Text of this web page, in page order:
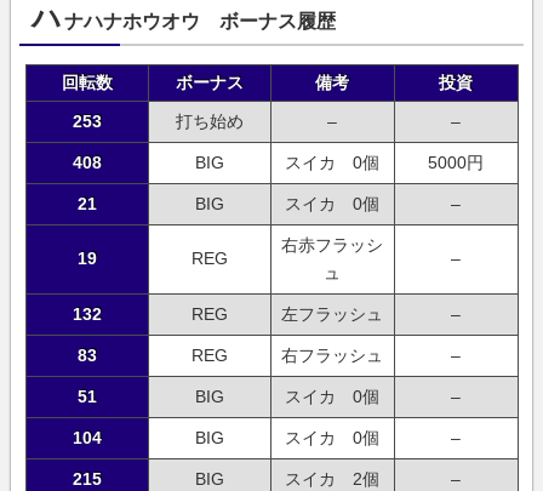
ハナハナホウオウ ボーナス履歴
回転数 ボーナス 備考
投資
253
打ち始め – –
408 BIG スイカ 0個 5000円
21 BIG スイカ 0個 –
19 REG
右赤フラッシ
ュ
–
132 REG 左フラッシュ –
83 REG 右フラッシュ –
51 BIG スイカ 0個 –
104 BIG スイカ 0個 –
215 BIG スイカ 2個 –